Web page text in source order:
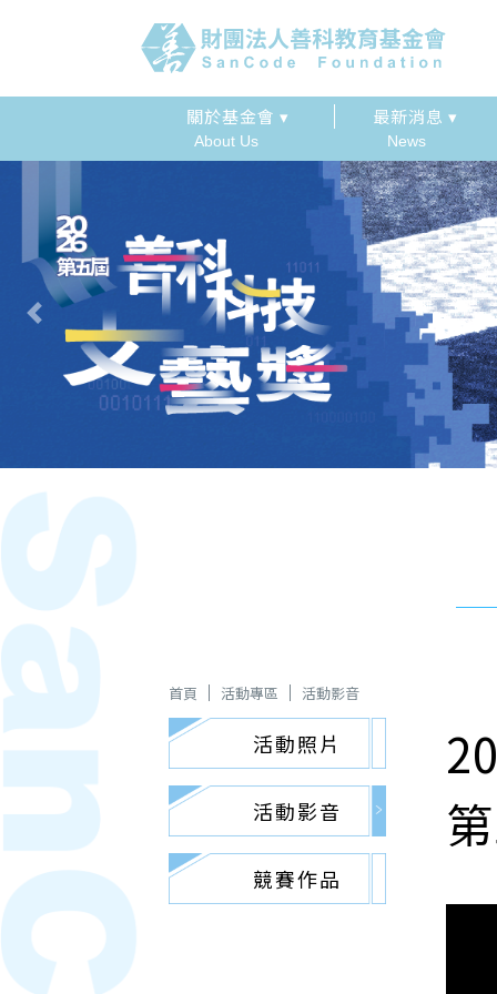
關於基金會 ▾
About Us
最新消息 ▾
News
Previous
首頁 活動專區 活動影音
活動照片
活動影音
競賽作品